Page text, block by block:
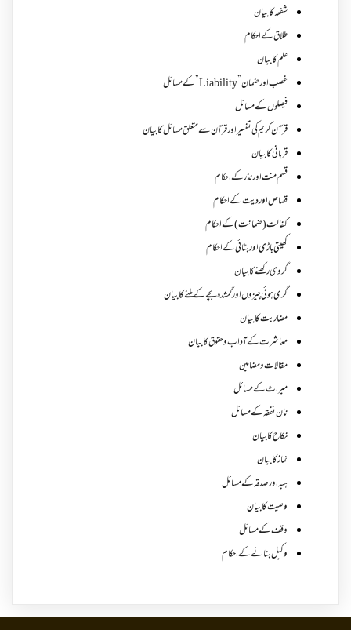
شفعہ کا بیان
طلاق کے احکام
علم کا بیان
غصب اورضمان”Liability” کے مسائل
فیصلوں کے مسائل
قرآن کریم کی تفسیر اور قرآن سے متعلق مسائل کا بیان
قربانی کا بیان
قسم منت اور نذر کے احکام
قصاص اور دیت کے احکام
کفالت (ضمانت) کے احکام
کھیتی باڑی اور بٹائی کے احکام
گروی رکھنے کا بیان
گری ہوئی چیزوں اورگمشدہ بچے کے ملنے کا بیان
مضاربت کا بیان
معاشرت کے آداب و حقوق کا بیان
مقالات ومضامین
میراث کے مسائل
نان نفقہ کے مسائل
نکاح کا بیان
نماز کا بیان
ہبہ اور صدقہ کے مسائل
وصیت کا بیان
وقف کے مسائل
وکیل بنانے کے احکام